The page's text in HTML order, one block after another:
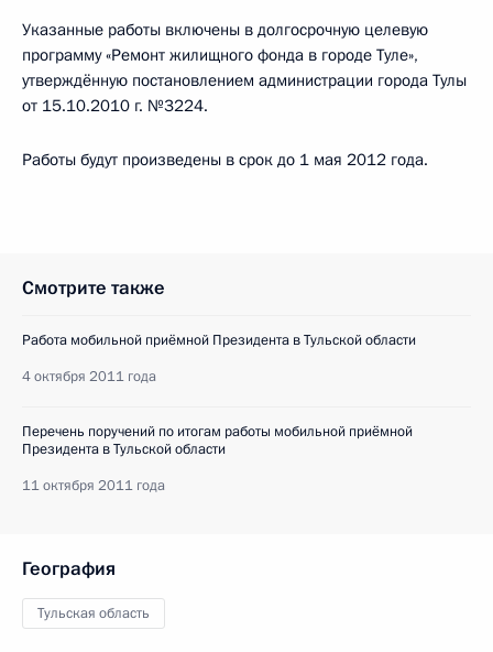
Указанные работы включены в долгосрочную целевую
программу «Ремонт жилищного фонда в городе Туле»,
утверждённую постановлением администрации города Тулы
от 15.10.2010 г. №3224.
Работы будут произведены в срок до 1 мая 2012 года.
Смотрите также
Работа мобильной приёмной Президента в Тульской области
4 октября 2011 года
Перечень поручений по итогам работы мобильной приёмной
Президента в Тульской области
11 октября 2011 года
География
Тульская область